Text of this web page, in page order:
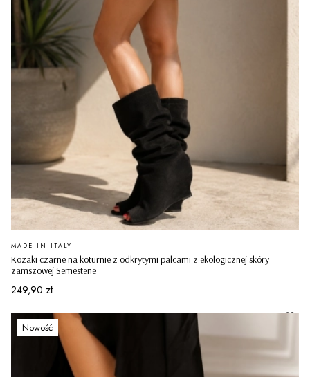
Kozaki czarne na koturnie z odkrytymi palcami z ekologicznej skóry
zamszowej Semestene
PRODUCENT
MADE IN ITALY
Cena
249,90 zł
Nowość